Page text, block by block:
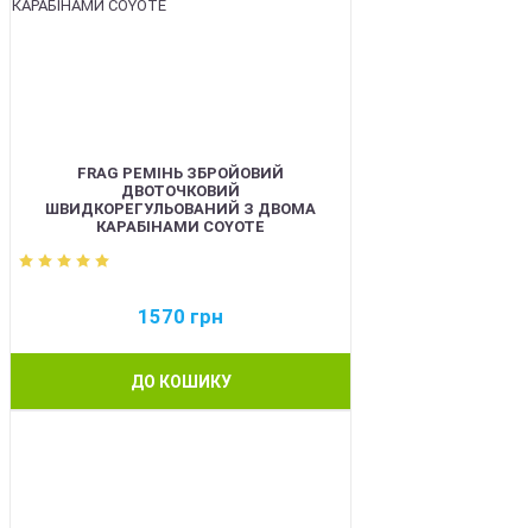
FRAG РЕМІНЬ ЗБРОЙОВИЙ
ДВОТОЧКОВИЙ
ШВИДКОРЕГУЛЬОВАНИЙ З ДВОМА
КАРАБІНАМИ COYOTE
1570 грн
ДО КОШИКУ